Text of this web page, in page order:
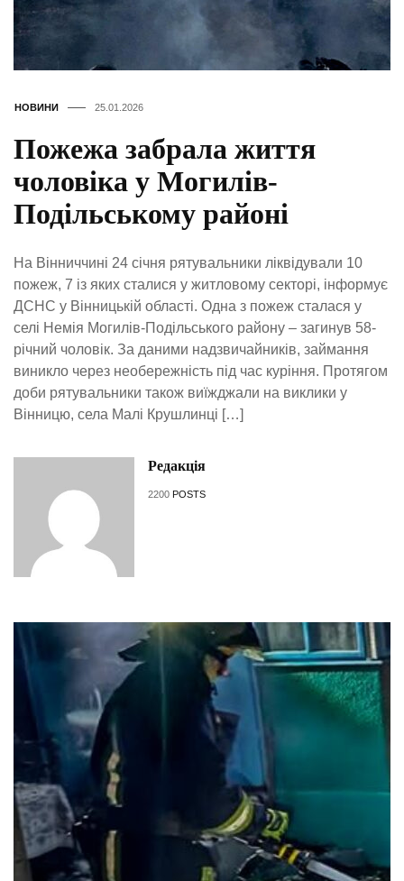
НОВИНИ 25.01.2026
Пожежа забрала життя
чоловіка у Могилів-
Подільському районі
На Вінниччині 24 січня рятувальники ліквідували 10
пожеж, 7 із яких сталися у житловому секторі, інформує
ДСНС у Вінницькій області. Одна з пожеж сталася у
селі Немія Могилів-Подільського району – загинув 58-
річний чоловік. За даними надзвичайників, займання
виникло через необережність під час куріння. Протягом
доби рятувальники також виїжджали на виклики у
Вінницю, села Малі Крушлинці […]
Редакція
2200 POSTS